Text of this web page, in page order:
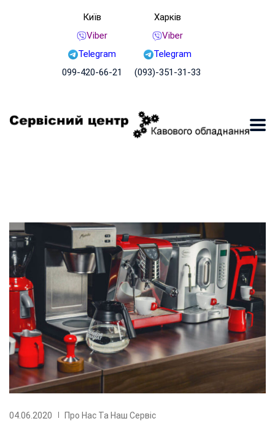
Київ
Viber
Telegram
099-420-66-21
Харків
Viber
Telegram
(093)-351-31-33
04.06.2020 Про Нас Та Наш Сервіс